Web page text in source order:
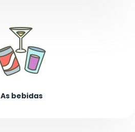
As bebidas